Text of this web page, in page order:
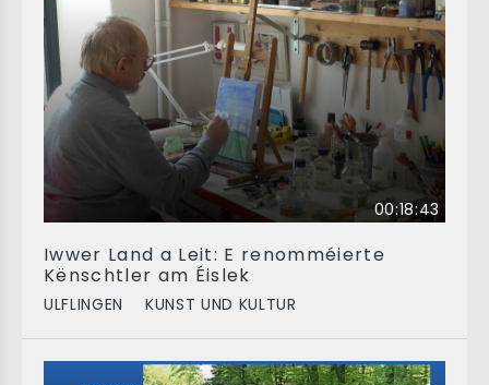
00:18:43
Iwwer Land a Leit: E renomméierte
Kënschtler am Éislek
ULFLINGEN KUNST UND KULTUR